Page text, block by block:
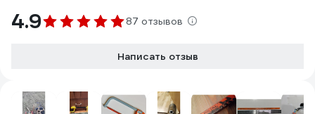
4.9 87 отзывов
Написать отзыв